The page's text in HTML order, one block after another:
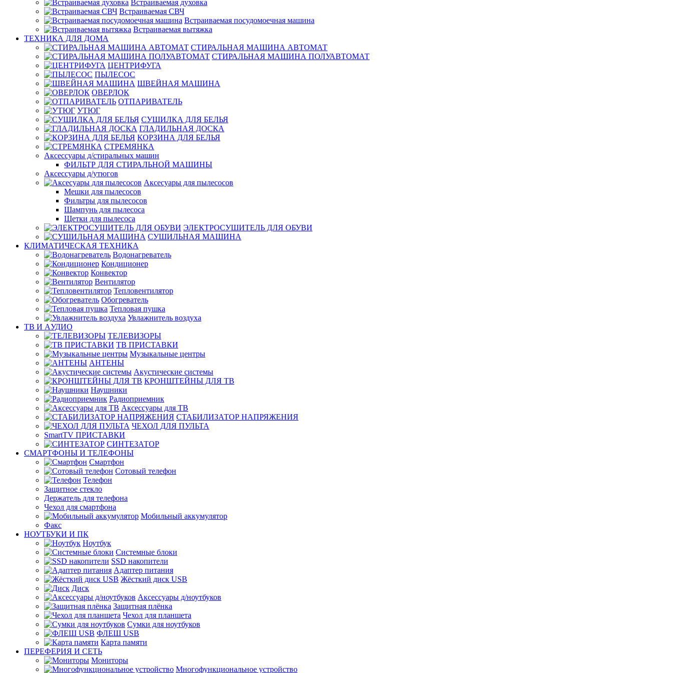
Встраиваемая духовка
Встраиваемая СВЧ
Встраиваемая посудомоечная машина
Встраиваемая вытяжка
ТЕХНИКА ДЛЯ ДОМА
СТИРАЛЬНАЯ МАШИНА АВТОМАТ
СТИРАЛЬНАЯ МАШИНА ПОЛУАВТОМАТ
ЦЕНТРИФУГА
ПЫЛЕСОС
ШВЕЙНАЯ МАШИНА
ОВЕРЛОК
ОТПАРИВАТЕЛЬ
УТЮГ
СУШИЛКА ДЛЯ БЕЛЬЯ
ГЛАДИЛЬНАЯ ДОСКА
КОРЗИНА ДЛЯ БЕЛЬЯ
СТРЕМЯНКА
Аксессуары д/стиральных машин
ФИЛЬТР ДЛЯ СТИРАЛЬНОЙ МАШИНЫ
Аксессуары д/утюгов
Аксесуары для пылесосов
Мешки для пылесосов
Фильтры для пылесосов
Шампунь для пылесоса
Щетки для пылесоса
ЭЛЕКТРОСУШИТЕЛЬ ДЛЯ ОБУВИ
СУШИЛЬНАЯ МАШИНА
КЛИМАТИЧЕСКАЯ ТЕХНИКА
Водонагреватель
Кондиционер
Конвектор
Вентилятор
Тепловентилятор
Обогреватель
Тепловая пушка
Увлажнитель воздуха
ТВ И AУДИО
ТЕЛЕВИЗОРЫ
ТВ ПРИСТАВКИ
Музыкальные центры
АНТЕНЫ
Акустические системы
КРОНШТЕЙНЫ ДЛЯ ТВ
Наушники
Радиоприемник
Аксессуары для ТВ
СТАБИЛИЗАТОР НАПРЯЖЕНИЯ
ЧЕХОЛ ДЛЯ ПУЛЬТА
SmartTV ПРИСТАВКИ
СИНТЕЗАТОР
СМАРТФОНЫ И ТЕЛЕФОНЫ
Смартфон
Сотовый телефон
Телефон
Защитное стекло
Держатель для телефона
Чехол для смартфона
Мобильный аккумулятор
Факс
НОУТБУКИ И ПК
Ноутбук
Системные блоки
SSD накопители
Адаптер питания
Жёсткий диск USB
Диск
Аксессуары д/ноутбуков
Защитная плёнка
Чехол для планшета
Сумки для ноутбуков
ФЛЕШ USB
Карта памяти
ПЕРЕФЕРИЯ И СЕТЬ
Мониторы
Многофункциональное устройство